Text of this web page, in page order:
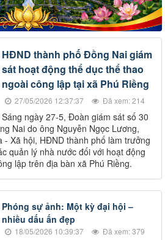
HĐND thành phố Đồng Nai giám
sát hoạt động thể dục thể thao
ngoài công lập tại xã Phú Riềng
27/05/2026 12:37:37 Đã xem: 214
Sáng ngày 27-5, Đoàn giám sát số 30
Nai do ông Nguyễn Ngọc Lương,
- Xã hội, HĐND thành phố làm trưởng
quản lý nhà nước đối với hoạt động
lập trên địa bàn xã Phú Riềng.
Phóng sự ảnh: Một kỳ đại hội –
nhiều dấu ấn đẹp
18/05/2026 10:39:37 Đã xem: 379